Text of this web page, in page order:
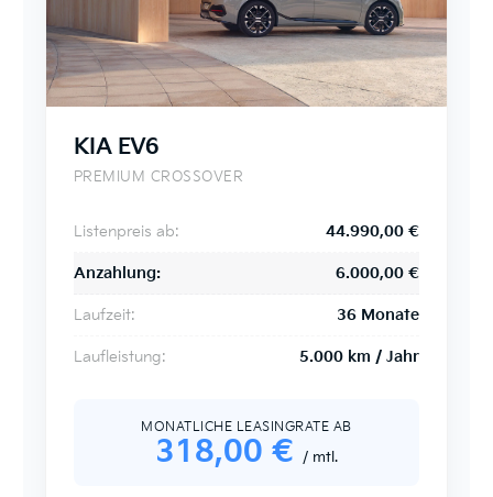
KIA EV6
PREMIUM CROSSOVER
Listenpreis ab: 44.990,00 €
Anzahlung: 6.000,00 €
Laufzeit: 36 Monate
Laufleistung: 5.000 km / Jahr
MONATLICHE LEASINGRATE AB
318,00 € / mtl.